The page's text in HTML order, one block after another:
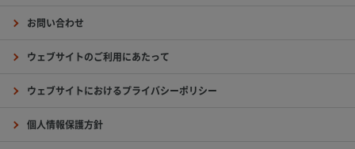
お問い合わせ
ウェブサイトのご利用にあたって
ウェブサイトにおけるプライバシーポリシー
個人情報保護方針